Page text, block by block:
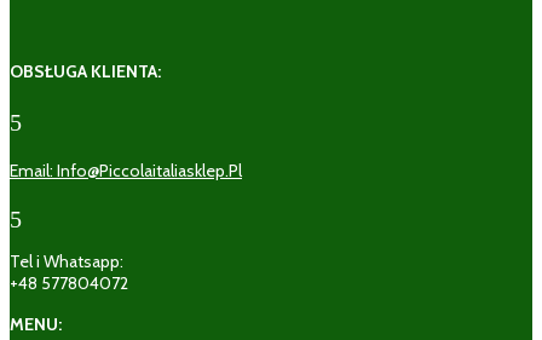
OBSŁUGA KLIENTA:
5
Email: Info@piccolaitaliasklep.pl
5
Tel i Whatsapp:
+48 577804072
MENU: